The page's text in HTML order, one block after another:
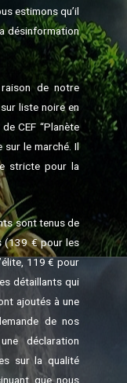
estimons qu’il
désinformation
de notre
liste noire en
CEF “Planète
sur le marché. Il
stricte pour la
sont tenus de
(139 € pour les
119 € pour
détaillants qui
ajoutés à une
de nos
déclaration
sur la qualité
que nous